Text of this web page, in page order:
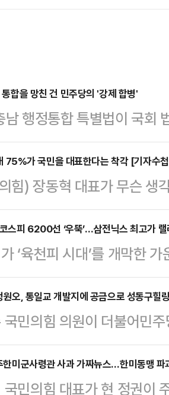
통합을 망친 건 민주당의 '강제 합병'
남 행정통합 특별법이 국회
은 날 이재명 대통령은 "충
발 물러섰다. 민주당과 이
셈이다.통합을 먼저 제안한
전·충남 통합 논의는 민주
전광역시장과 김태흠 충남
, 직접 통합 특별법안을 발
전문가…
75%가 국민을 대표한다는 착각 [기자수
힘) 장동혁 대표가 무슨 생
당 안팎 인사들을 만나면
급 규모로 커질 가능성이
성 지지층'으로 더욱 깊이
못해 한숨을 자아내고 있
자회견은 정점을 찍었다. 사
' 기조를 분명히 하면서
스피 6200선 ‘우뚝’…삼전닉스 최고가
‘육천피 시대’를 개막한
에 힘입어 반도체주 중심으
일 한국거래소에 따르면
110.20포인트(1.81%) 오
37.17포인트(0.61%) 높은
. 장중에는 6211.50까지 치
원오, 통일교 개발지에 공금으로 성동구힐
국민의힘 의원이 더불어민
한 '성동구힐링센터'가 정
개발지에 들어섰다고 주장
재섭 의원이 제기한 정원오
한미군사령관 사과 가짜뉴스…한미동맹 파
민의힘 대표가 현 정권이